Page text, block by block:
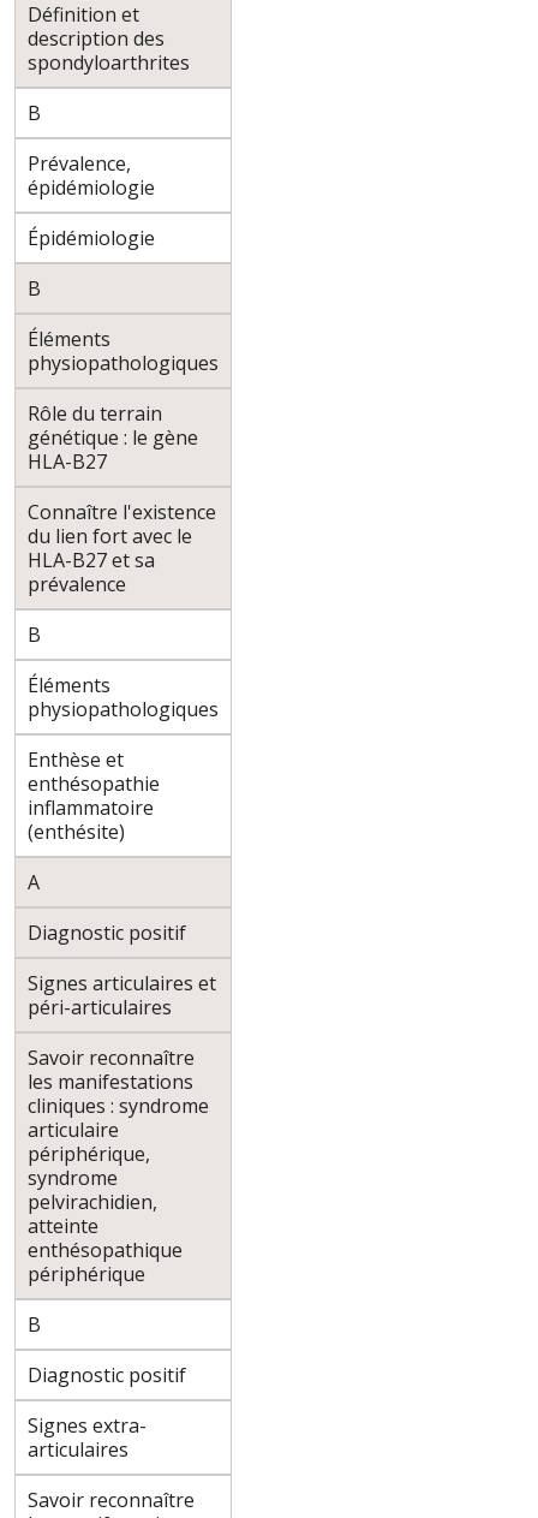
Définition et
description des
spondyloarthrites
B
Prévalence,
épidémiologie
Épidémiologie
B
Éléments
physiopathologiques
Rôle du terrain
génétique : le gène
HLA-B27
Connaître l'existence
du lien fort avec le
HLA-B27 et sa
prévalence
B
Éléments
physiopathologiques
Enthèse et
enthésopathie
inflammatoire
(enthésite)
A
Diagnostic positif
Signes articulaires et
péri-articulaires
Savoir reconnaître
les manifestations
cliniques : syndrome
articulaire
périphérique,
syndrome
pelvirachidien,
atteinte
enthésopathique
périphérique
B
Diagnostic positif
Signes extra-
articulaires
Savoir reconnaître